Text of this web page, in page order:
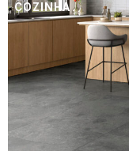
COZINHA